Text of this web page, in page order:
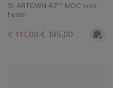
SLABTOWN 62'™ MOC voor
heren
Sale price:
€ 111,00 Regular price:
€ 185,00